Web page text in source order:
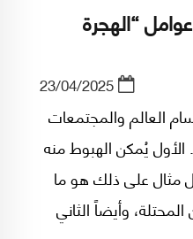
“الهجرة
23/04/2025
العالم والمجتمعات
يُمكن الهبوط منه
مثال على ذلك هو ما
وأيضاً الثاني